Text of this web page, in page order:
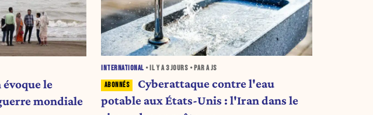
le
mondiale
INTERNATIONAL • IL Y A3 JOURS • PAR A JS
Cyberattaque contre l'eau
potable aux États-Unis : l'Iran dans le